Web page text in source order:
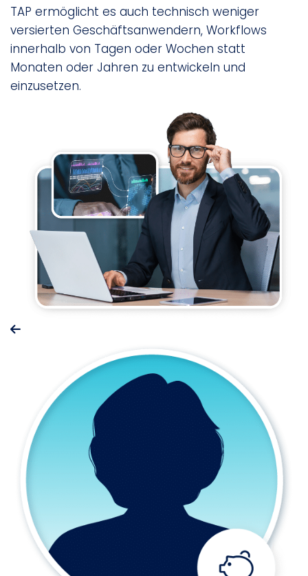
TAP ermöglicht es auch technisch weniger
versierten Geschäftsanwendern, Workflows
innerhalb von Tagen oder Wochen statt
Monaten oder Jahren zu entwickeln und
einzusetzen.